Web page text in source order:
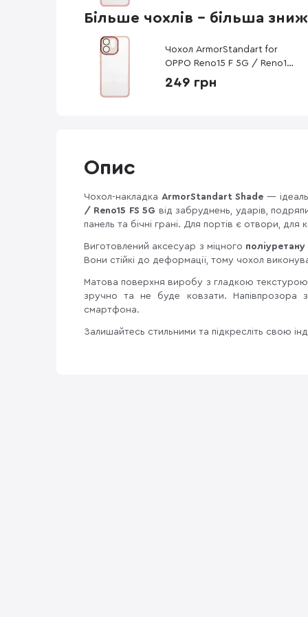
Більше чохлів - більша
Чохол ArmorStandart for
OPPO Reno15 F 5G / Reno15
FS 5G - Shade Pink
(ARM90418)
249 грн
Опис
Чохол-накладка ArmorStandart Shade—
/ Reno15 FS 5G від забруднень, ударів,
панель та бічні грані. Для портів є отвори, для
Виготовлений аксесуар з міцного поліуретану
Вони стійкі до деформації, тому чохол
Матова поверхня виробу з гладкою
зручно та не буде ковзати. Напівпрозора
смартфона.
Залишайтесь стильними та підкресліть свою